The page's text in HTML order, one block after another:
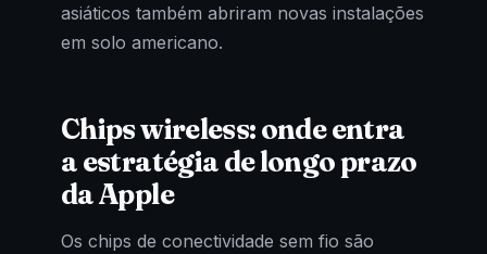
asiáticos também abriram novas instalações
em solo americano.
Chips wireless: onde entra
a estratégia de longo prazo
da Apple
Os chips de conectividade sem fio são